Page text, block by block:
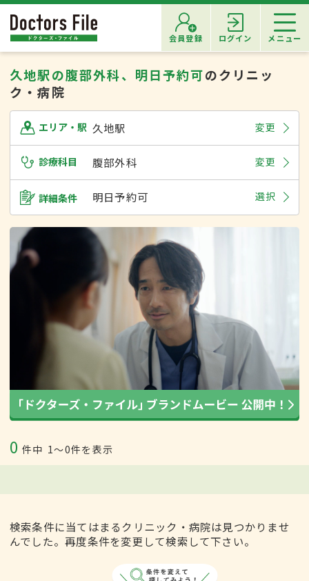
会員登録 ログイン メニュー
久地駅の腹部外科、明日予約可のクリニッ
ク・病院
エリア・駅 久地駅 変更
診療科目 腹部外科 変更
詳細条件 明日予約可 選択
0 件中 1〜0件を表示
検索条件に当てはまるクリニック・病院は見つかりませ
んでした。再度条件を変更して検索して下さい。